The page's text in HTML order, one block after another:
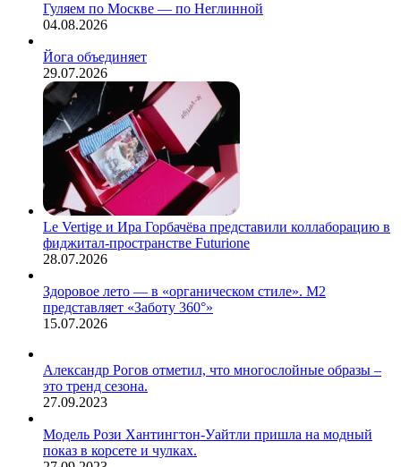
Гуляем по Москве — по Неглинной
04.08.2026
Йога объединяет
29.07.2026
Le Vertige и Ира Горбачёва представили коллаборацию в
фиджитал-пространстве Futurione
28.07.2026
Здоровое лето — в «органическом стиле». М2
представляет «Заботу 360°»
15.07.2026
Александр Рогов отметил, что многослойные образы –
это тренд сезона.
27.09.2023
Модель Рози Хантингтон-Уайтли пришла на модный
показ в корсете и чулках.